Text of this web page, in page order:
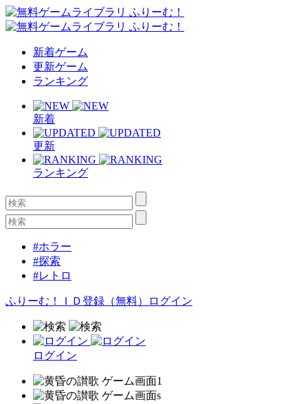
新着ゲーム
更新ゲーム
ランキング
新着
更新
ランキング
#ホラー
#探索
#レトロ
ふりーむ！ＩＤ登録（無料） ログイン
ログイン